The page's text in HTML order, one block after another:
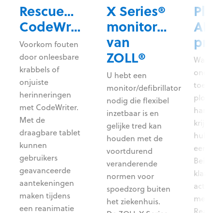
RescueNet®
CodeWriter
Voorkom fouten
door onleesbare
krabbels of
onjuiste
herinneringen
met CodeWriter.
Met de
draagbare tablet
kunnen
gebruikers
geavanceerde
aantekeningen
maken tijdens
een reanimatie
X Series®
monitor/
van
ZOLL®
U hebt een
monitor/defibrillator
nodig die flexibel
inzetbaar is en
gelijke tred kan
houden met de
voortdurend
veranderende
normen voor
spoedzorg buiten
het ziekenhuis.
krijgt,
een
klaar
actie
met